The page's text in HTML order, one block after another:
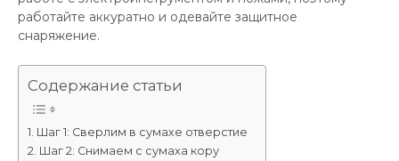
работайте аккуратно и одевайте защитное
снаряжение.
Содержание статьи
Шаг 1: Сверлим в сумахе отверстие
Шаг 2: Снимаем с сумаха кору